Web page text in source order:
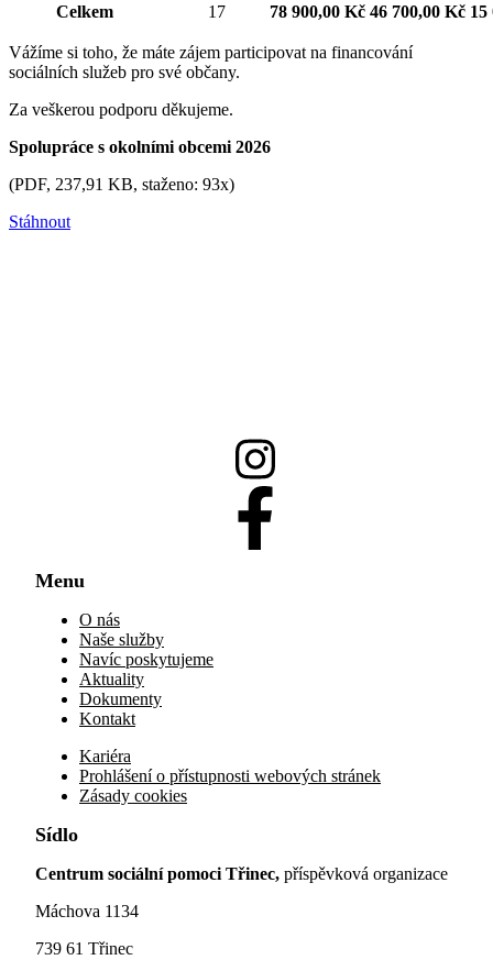
Celkem
17 78 900,00 Kč 46 700,00 Kč 15
Vážíme si toho, že máte zájem participovat na financování
sociálních služeb pro své občany.
Za veškerou podporu děkujeme.
Spolupráce s okolními obcemi 2026
(PDF, 237,91 KB, staženo: 93x)
Stáhnout
Menu
O nás
Naše služby
Navíc poskytujeme
Aktuality
Dokumenty
Kontakt
Kariéra
Prohlášení o přístupnosti webových stránek
Zásady cookies
Sídlo
Centrum sociální pomoci Třinec, příspěvková organizace
Máchova 1134
739 61 Třinec